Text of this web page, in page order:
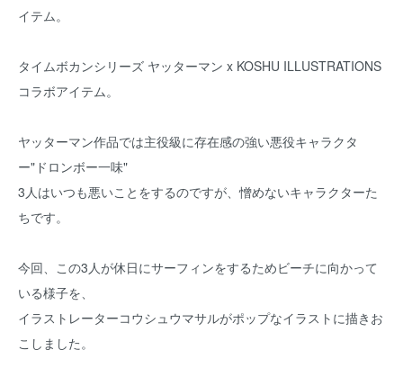
イテム。
タイムボカンシリーズ ヤッターマン x KOSHU ILLUSTRATIONS
コラボアイテム。
ヤッターマン作品では主役級に存在感の強い悪役キャラクタ
ー"ドロンボー一味"
3人はいつも悪いことをするのですが、憎めないキャラクターた
ちです。
今回、この3人が休日にサーフィンをするためビーチに向かって
いる様子を、
イラストレーターコウシュウマサルがポップなイラストに描きお
こしました。